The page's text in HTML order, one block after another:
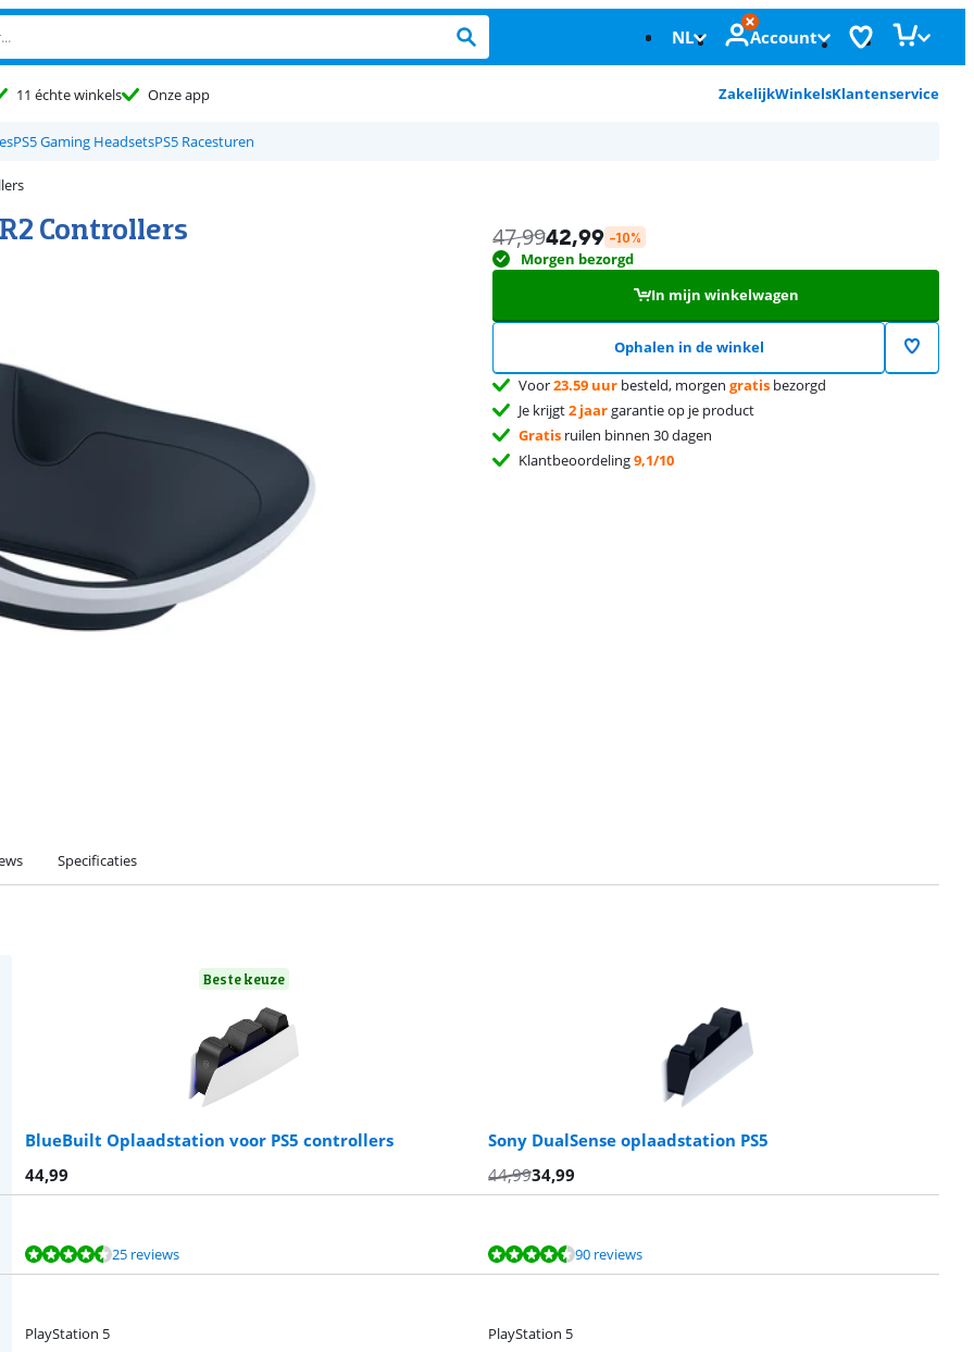
NL Account
11 échte winkels Onze app ZakelijkWinkelsKlantenservice
PS5 Gaming HeadsetsPS5 Racesturen
Controllers 47,9942,99 -10%
Morgen bezorgd
In mijn winkelwagen
Ophalen in de winkel
Voor23.59 uur besteld, morgengratis bezorgd
Je krijgt2 jaargarantie op je product
Gratis ruilen binnen 30 dagen
Klantbeoordeling9,1/10
Specificaties
Beste keuze
BlueBuilt Oplaadstation voor PS5 controllers
Sony DualSense oplaadstation PS5
44,99 44,9934,99
25 reviews 90 reviews
PlayStation 5 PlayStation 5